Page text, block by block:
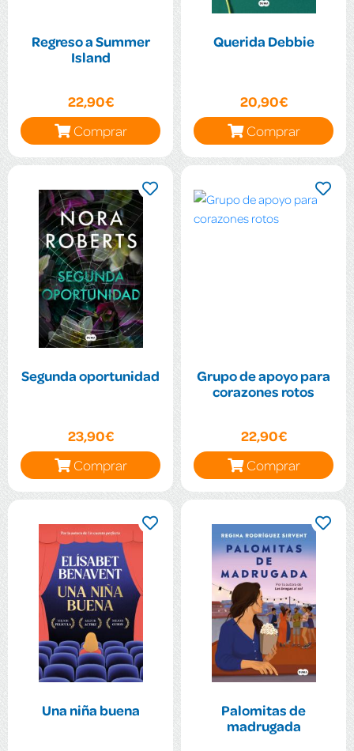
Regreso a Summer
Island
22,90€
Comprar
Querida Debbie
20,90€
Comprar
Segunda oportunidad
23,90€
Comprar
Grupo de apoyo para
corazones rotos
22,90€
Comprar
Una niña buena
Palomitas de
madrugada